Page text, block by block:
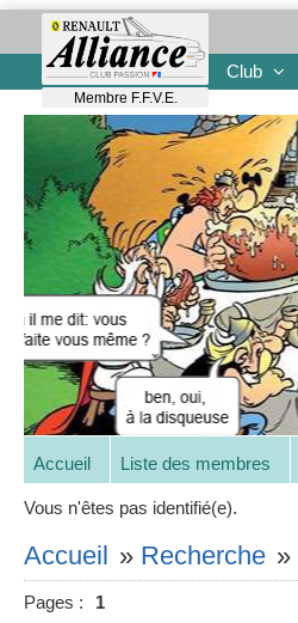
Membre F.F.V.E.
Club
Accueil Liste des membres
Vous n'êtes pas identifié(e).
Accueil » Recherche »
Pages : 1